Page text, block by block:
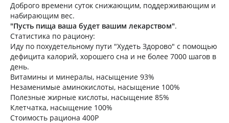
Доброго времени суток снижающим, поддерживающим и
набирающим вес.
"Пусть пища ваша будет вашим лекарством".
Статистика по рациону:
Иду по похудетельному пути "Худеть Здорово" с помощью
дефицита калорий, хорошего сна и не более 7000 шагов в
день.
Витамины и минералы, насыщение 93%
Незаменимые аминокислоты, насыщение 100%
Полезные жирные кислоты, насыщение 85%
Клетчатка, насыщение 100%
Стоимость рациона 400Р